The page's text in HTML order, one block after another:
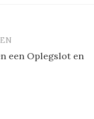
een Oplegslot en